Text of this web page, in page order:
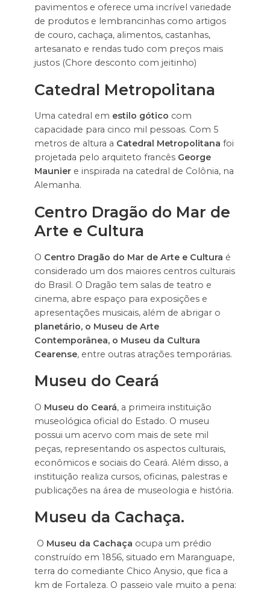
pavimentos e oferece uma incrível variedade
de produtos e lembrancinhas como artigos
de couro, cachaça, alimentos, castanhas,
artesanato e rendas tudo com preços mais
justos (Chore desconto com jeitinho)
Catedral Metropolitana
Uma catedral em estilo gótico com
capacidade para cinco mil pessoas. Com 5
metros de altura a Catedral Metropolitana foi
projetada pelo arquiteto francês George
Mauniere inspirada na catedral de Colônia, na
Alemanha.
Centro Dragão do Mar de
Arte e Cultura
O Centro Dragão do Mar de Arte e Cultura é
considerado um dos maiores centros culturais
do Brasil. O Dragão tem salas de teatro e
cinema, abre espaço para exposições e
apresentações musicais, além de abrigar o
planetário, o Museu de Arte
Contemporânea, o Museu da Cultura
Cearense, entre outras atrações temporárias.
Museu do Ceará
O Museu do Ceará, a primeira instituição
museológica oficial do Estado. O museu
possui um acervo com mais de sete mil
peças, representando os aspectos culturais,
econômicos e sociais do Ceará. Além disso, a
instituição realiza cursos, oficinas, palestras e
publicações na área de museologia e história.
Museu da Cachaça.
O Museu da Cachaça ocupa um prédio
construído em 1856, situado em Maranguape,
terra do comediante Chico Anysio, que fica a
km de Fortaleza. O passeio vale muito a pena: